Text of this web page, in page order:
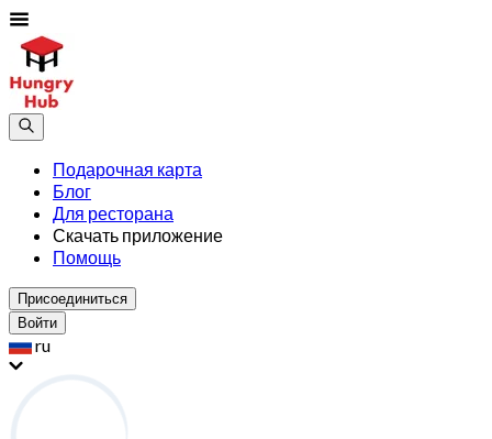
Подарочная карта
Блог
Для ресторана
Скачать приложение
Помощь
Присоединиться
Войти
ru